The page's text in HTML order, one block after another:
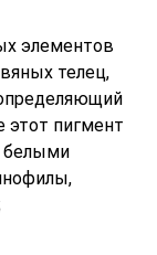
без
которую
этой ценной
содержится